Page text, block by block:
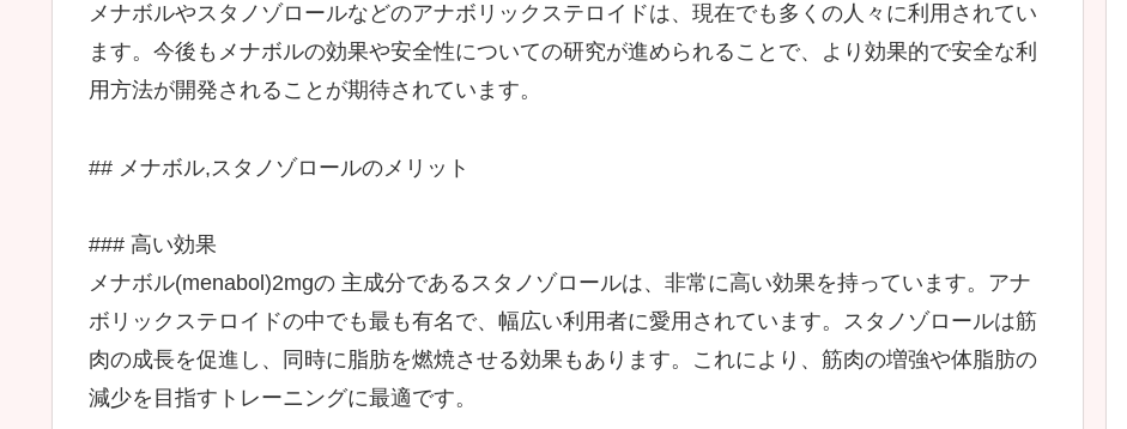
メナボルやスタノゾロールなどのアナボリックステロイドは、現在でも多くの人々に利用されてい
ます。今後もメナボルの効果や安全性についての研究が進められることで、より効果的で安全な利
用方法が開発されることが期待されています。
## メナボル,スタノゾロールのメリット
### 高い効果
メナボル(menabol)2mgの 主成分であるスタノゾロールは、非常に高い効果を持っています。アナ
ボリックステロイドの中でも最も有名で、幅広い利用者に愛用されています。スタノゾロールは筋
肉の成長を促進し、同時に脂肪を燃焼させる効果もあります。これにより、筋肉の増強や体脂肪の
減少を目指すトレーニングに最適です。